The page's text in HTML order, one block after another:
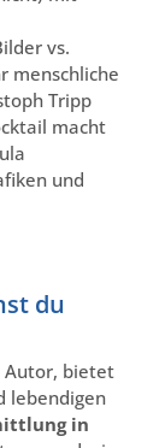
vs.
menschliche
Tripp
macht
und
du
Autor, bietet
lebendigen
in